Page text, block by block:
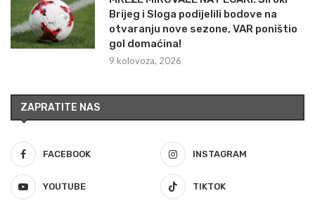
Brijeg i Sloga podijelili bodove na
otvaranju nove sezone, VAR poništio
gol domaćina!
9 kolovoza, 2026
ZAPRATITE NAS
FACEBOOK INSTAGRAM
YOUTUBE TIKTOK